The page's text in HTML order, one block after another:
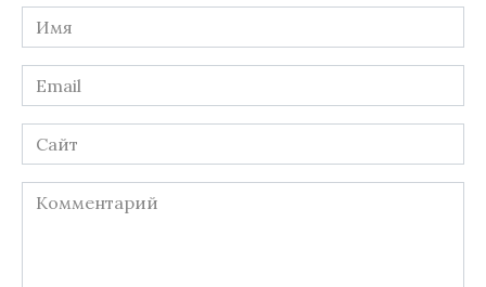
Имя
*
Email
*
Сайт
Комментарий